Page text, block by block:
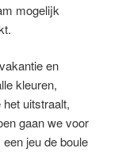
mogelijk
en
kleuren,
uitstraalt,
gaan we voor
jeu de boule